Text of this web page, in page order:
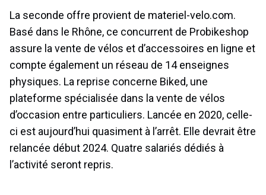
La seconde offre provient de materiel-velo.com.
Basé dans le Rhône, ce concurrent de Probikeshop
assure la vente de vélos et d’accessoires en ligne et
compte également un réseau de 14 enseignes
physiques. La reprise concerne Biked, une
plateforme spécialisée dans la vente de vélos
d’occasion entre particuliers. Lancée en 2020, celle-
ci est aujourd’hui quasiment à l’arrêt. Elle devrait être
relancée début 2024. Quatre salariés dédiés à
l’activité seront repris.